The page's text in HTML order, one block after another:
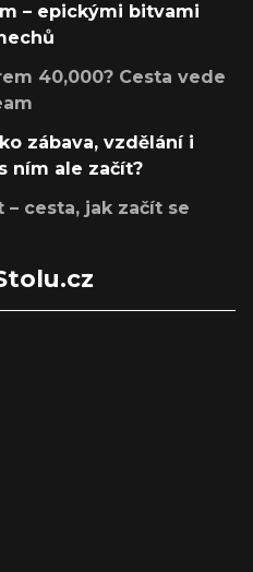
– epickými bitvami
40,000? Cesta vede
zábava, vzdělání i
ním ale začít?
cesta, jak začít se